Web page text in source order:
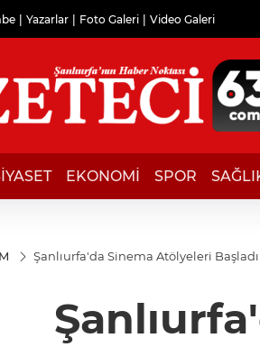
Yazarlar Foto Galeri Video Galeri
EKONOMİ SPOR
Şanlıurfa'da Sinema Atölyeleri Başladı